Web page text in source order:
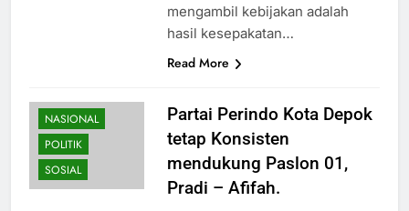
mengambil kebijakan adalah
hasil kesepakatan…
Read More
NASIONAL
POLITIK
SOSIAL
Partai Perindo Kota Depok
tetap Konsisten
mendukung Paslon 01,
Pradi – Afifah.